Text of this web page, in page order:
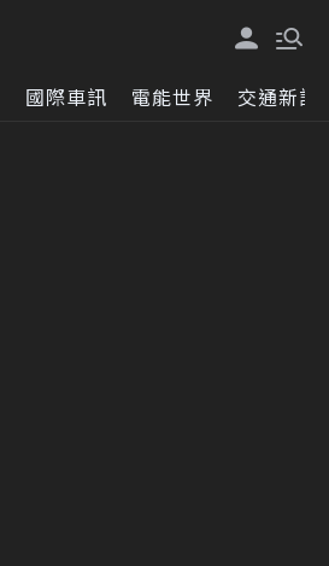
國際車訊 電能世界 交通新訊